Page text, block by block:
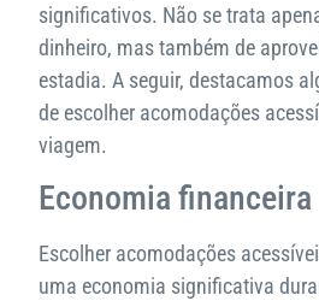
significativos. Não se trata
dinheiro, mas também de
estadia. A seguir, destacamos
de escolher acomodações
viagem.
Economia financeira
Escolher acomodações
uma economia significativa